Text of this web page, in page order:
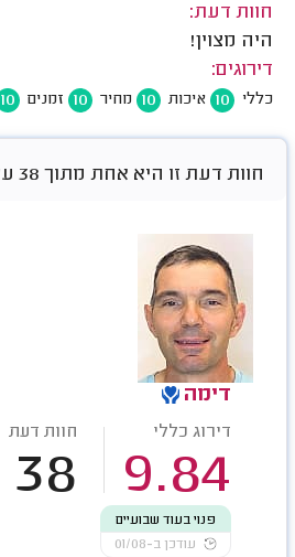
חוות דעת:
היה מצוין!
דירוגים:
כללי 10 איכות 10 מחיר 10 זמנים 10
חוות דעת זו היא אחת מתוך 38 על עסק זה:
דימה
דירוג כללי
9.84
חוות דעת
38
פנוי בעוד שבועיים
עודכן ב-01/08